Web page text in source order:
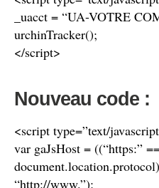
_uacct = “UA-VOTRE
urchinTracker();
</script>
Nouveau code :
<script type=”text/
var gaJsHost = ((“https:”
“http://www.”);